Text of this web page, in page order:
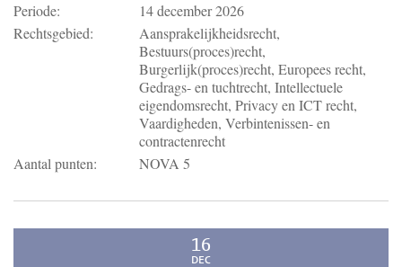
Periode:
14 december 2026
Rechtsgebied:
Aansprakelijkheidsrecht,
Bestuurs(proces)recht,
Burgerlijk(proces)recht, Europees recht,
Gedrags- en tuchtrecht, Intellectuele
eigendomsrecht, Privacy en ICT recht,
Vaardigheden, Verbintenissen- en
contractenrecht
Aantal punten:
NOVA 5
16
DEC